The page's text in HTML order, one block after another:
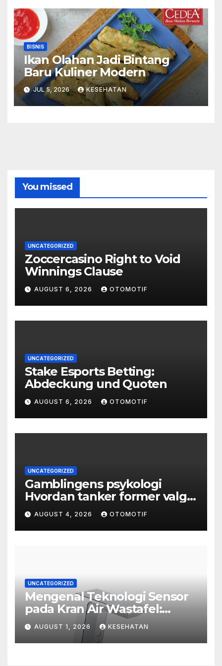
BISNIS
Ikan Olahan Jadi Bintang
Baru Kuliner Modern
JUL 5, 2026 KESEHATAN
You missed
UNCATEGORIZED
Zoccercasino Right to Void
Winnings Clause
AUGUST 6, 2026 OTOMOTIF
UNCATEGORIZED
Stake Esports Betting:
Abdeckung und Quoten
AUGUST 6, 2026 OTOMOTIF
UNCATEGORIZED
Gamblingens psykologi
Hvordan tanker former valg
og atferd
AUGUST 4, 2026 OTOMOTIF
UNCATEGORIZED
Mengenal Teknologi Sensor
pada Kran Air Wastafel:
Mewah, Cerdas, dan Higienis
AUGUST 1, 2026 KESEHATAN